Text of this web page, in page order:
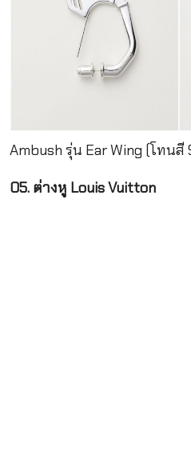
Ambush รุ่น Ear Wing (โทนสี
05. ต่างหู Louis Vuitton